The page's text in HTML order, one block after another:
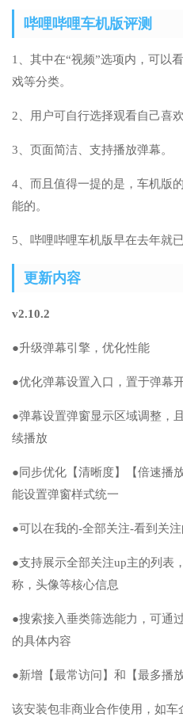
哔哩哔哩车机版评测
1、其中在“视频”选项内，可以
戏等分类。
2、用户可自行选择观看自己喜欢
3、页面简洁、支持播放弹幕。
4、而且值得一提的是，车机版
能的。
5、哔哩哔哩车机版早在去年就
更新内容
v2.10.2
●升级弹幕引擎，优化性能
●优化弹幕设置入口，置于弹幕
●弹幕设置弹窗显示区域调整，
续播放
●同步优化【清晰度】【倍速播
能设置弹窗样式统一
●可以在我的-全部关注-看到关
●支持展示全部关注up主的列表
称，头像等核心信息
●搜索接入垂类筛选能力，可通
的具体内容
●新增【最常访问】和【最多播
该安装包非商业合作使用，如